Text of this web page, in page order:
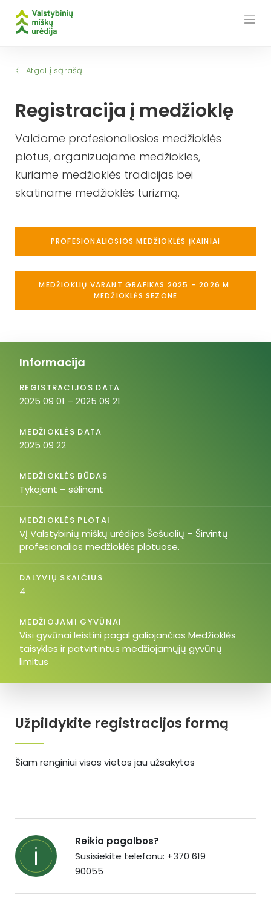
Atgal į sąrašą
Registracija į medžioklę
Valdome profesionaliosios medžioklės
plotus, organizuojame medžiokles,
kuriame medžioklės tradicijas bei
skatiname medžioklės turizmą.
PROFESIONALIOSIOS MEDŽIOKLĖS ĮKAINIAI
MEDŽIOKLIŲ VARANT GRAFIKAS 2025 – 2026 M.
MEDŽIOKLĖS SEZONE
Užpildykite registracijos formą
Šiam renginiui visos vietos jau užsakytos
Informacija
REGISTRACIJOS DATA
2025 09 01 – 2025 09 21
MEDŽIOKLĖS DATA
2025 09 22
MEDŽIOKLĖS BŪDAS
Tykojant – sėlinant
MEDŽIOKLĖS PLOTAI
VĮ Valstybinių miškų urėdijos Šešuolių – Širvintų
profesionalios medžioklės plotuose.
DALYVIŲ SKAIČIUS
4
MEDŽIOJAMI GYVŪNAI
Visi gyvūnai leistini pagal galiojančias Medžioklės
taisykles ir patvirtintus medžiojamųjų gyvūnų
limitus
Reikia pagalbos?
Susisiekite telefonu: +370 619
90055